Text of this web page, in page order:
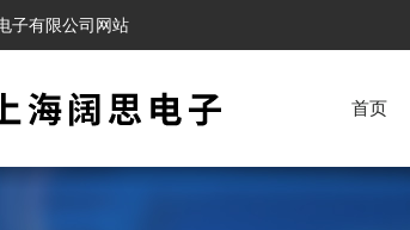
子有限公司网站
首页